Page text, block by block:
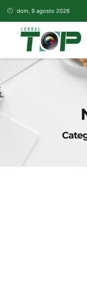
dom, 9 agosto 2026